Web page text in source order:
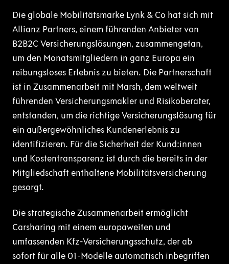
Die globale Mobilitätsmarke Lynk & Co hat sich mit
Allianz Partners, einem führenden Anbieter von
B2B2C Versicherungslösungen, zusammengetan,
um den Monatsmitgliedern in ganz Europa ein
reibungsloses Erlebnis zu bieten. Die Partnerschaft
ist in Zusammenarbeit mit Marsh, dem weltweit
führenden Versicherungsmakler und Risikoberater,
entstanden, um die richtige Versicherungslösung für
ein außergewöhnliches Kundenerlebnis zu
identifizieren. Für die Sicherheit der Kund:innen
und Kostentransparenz ist durch die bereits in der
Mitgliedschaft enthaltene Mobilitätsversicherung
gesorgt.
Die strategische Zusammenarbeit ermöglicht
Carsharing mit einem europaweiten und
umfassenden Kfz-Versicherungsschutz, der ab
sofort für alle 01-Modelle automatisch inbegriffen